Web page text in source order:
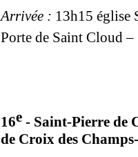
Arrivée : 13h15 église
Porte de Saint Cloud –
16e - Saint-Pierre de
de Croix des